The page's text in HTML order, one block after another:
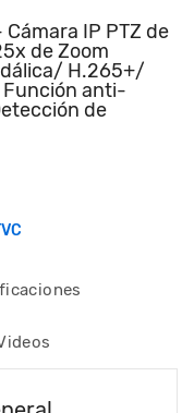
IP PTZ de
de Zoom
H.265+/
anti-
de